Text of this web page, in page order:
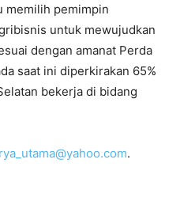
memilih pemimpin
untuk mewujudkan
dengan amanat Perda
saat ini diperkirakan 65%
bekerja di bidang
.